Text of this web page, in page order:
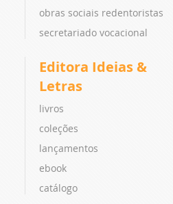
obras sociais redentoristas
secretariado vocacional
Editora Ideias &
Letras
livros
coleções
lançamentos
ebook
catálogo